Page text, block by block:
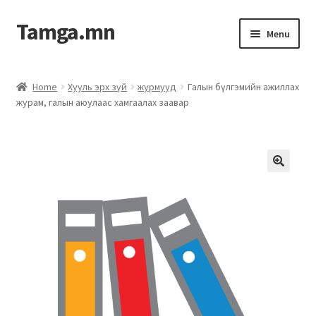
Tamga.mn Menu
ХАБЭА-н багц
Дотоод журмын багц
Компанийн удирдлагын бичиг баримт
Home Хууль эрх зүй журмууд
Галын бүлгэмийн ажиллах
журам, галын аюулаас хамгаалах заавар